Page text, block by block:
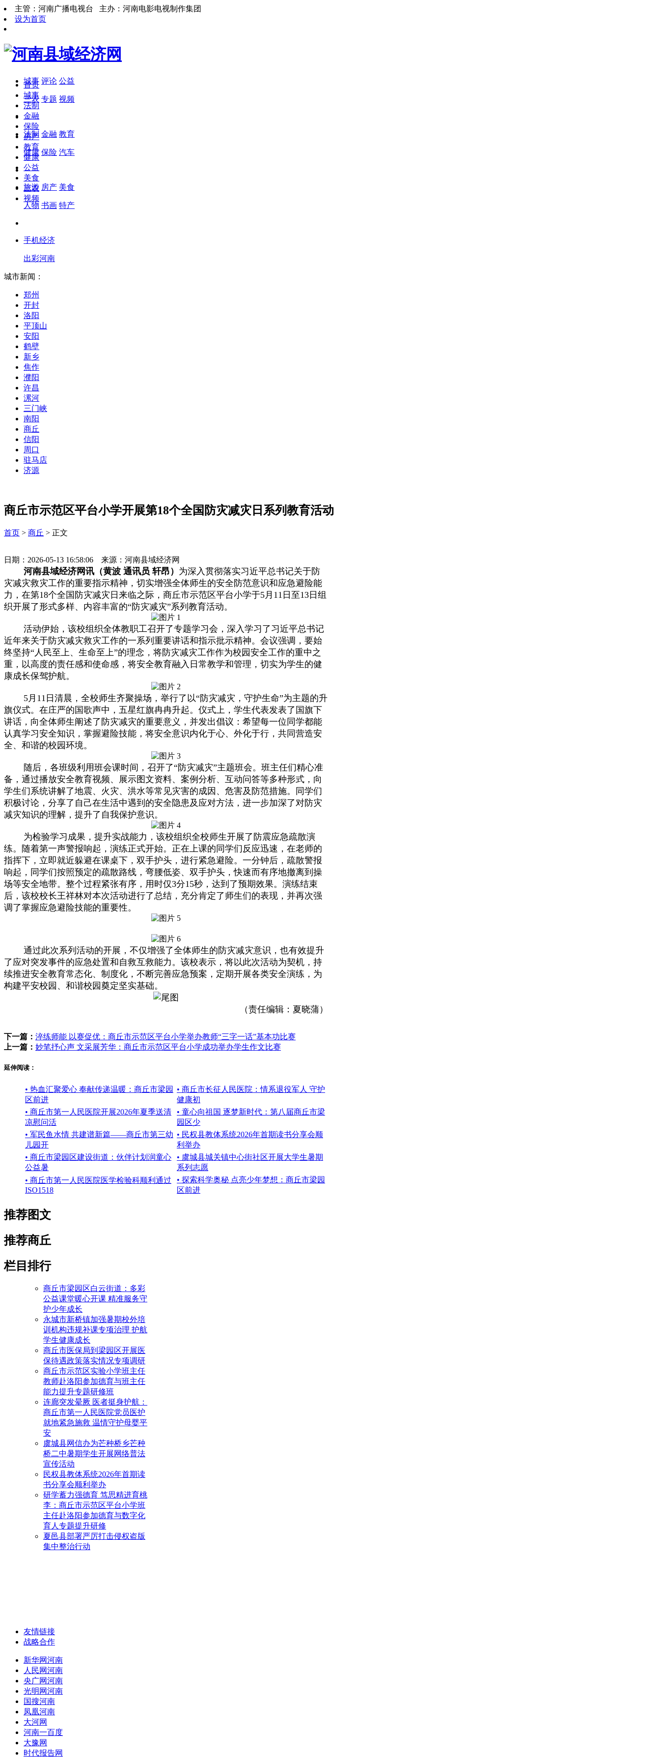
主管：河南广播电视台 主办：河南电影电视制作集团
设为首页
城事 评论 公益
三农 专题 视频
法制 金融 教育
健康 保险 汽车
旅游 房产 美食
人物 书画 特产
手机经济
出彩河南
首页
城事
法制
金融
保险
房产
教育
健康
公益
美食
三农
视频
城市新闻：
郑州
开封
洛阳
平顶山
安阳
鹤壁
新乡
焦作
濮阳
许昌
漯河
三门峡
南阳
商丘
信阳
周口
驻马店
济源
商丘市示范区平台小学开展第18个全国防灾减灾日系列教育活动
首页 > 商丘 > 正文
日期：2026-05-13 16:58:06 来源：河南县域经济网
河南县域经济网讯（黄波 通讯员 轩昂） 为深入贯彻落实习近平总书记关于防
灾减灾救灾工作的重要指示精神，切实增强全体师生的安全防范意识和应急避险能
力，在第18个全国防灾减灾日来临之际，商丘市示范区平台小学于5月11日至13日组
织开展了形式多样、内容丰富的“防灾减灾”系列教育活动。
活动伊始，该校组织全体教职工召开了专题学习会，深入学习了习近平总书记
近年来关于防灾减灾救灾工作的一系列重要讲话和指示批示精神。会议强调，要始
终坚持“人民至上、生命至上”的理念，将防灾减灾工作作为校园安全工作的重中之
重，以高度的责任感和使命感，将安全教育融入日常教学和管理，切实为学生的健
康成长保驾护航。
5月11日清晨，全校师生齐聚操场，举行了以“防灾减灾，守护生命”为主题的升
旗仪式。在庄严的国歌声中，五星红旗冉冉升起。仪式上，学生代表发表了国旗下
讲话，向全体师生阐述了防灾减灾的重要意义，并发出倡议：希望每一位同学都能
认真学习安全知识，掌握避险技能，将安全意识内化于心、外化于行，共同营造安
全、和谐的校园环境。
随后，各班级利用班会课时间，召开了“防灾减灾”主题班会。班主任们精心准
备，通过播放安全教育视频、展示图文资料、案例分析、互动问答等多种形式，向
学生们系统讲解了地震、火灾、洪水等常见灾害的成因、危害及防范措施。同学们
积极讨论，分享了自己在生活中遇到的安全隐患及应对方法，进一步加深了对防灾
减灾知识的理解，提升了自我保护意识。
为检验学习成果，提升实战能力，该校组织全校师生开展了防震应急疏散演
练。随着第一声警报响起，演练正式开始。正在上课的同学们反应迅速，在老师的
指挥下，立即就近躲避在课桌下，双手护头，进行紧急避险。一分钟后，疏散警报
响起，同学们按照预定的疏散路线，弯腰低姿、双手护头，快速而有序地撤离到操
场等安全地带。整个过程紧张有序，用时仅3分15秒，达到了预期效果。演练结束
后，该校校长王祥林对本次活动进行了总结，充分肯定了师生们的表现，并再次强
调了掌握应急避险技能的重要性。
通过此次系列活动的开展，不仅增强了全体师生的防灾减灾意识，也有效提升
了应对突发事件的应急处置和自救互救能力。该校表示，将以此次活动为契机，持
续推进安全教育常态化、制度化，不断完善应急预案，定期开展各类安全演练，为
构建平安校园、和谐校园奠定坚实基础。
（责任编辑：夏晓蒲）
下一篇： 淬练师能 以赛促优：商丘市示范区平台小学举办教师“三字一话”基本功比赛
上一篇： 妙笔抒心声 文采展芳华：商丘市示范区平台小学成功举办学生作文比赛
延伸阅读：
• 热血汇聚爱心 奉献传递温暖：商丘市梁园
区前进
• 商丘市长征人民医院：情系退役军人 守护
健康初
• 商丘市第一人民医院开展2026年夏季送清
凉慰问活
• 童心向祖国 逐梦新时代：第八届商丘市梁
园区少
• 军民鱼水情 共建谱新篇——商丘市第三幼
儿园开
• 民权县教体系统2026年首期读书分享会顺
利举办
• 商丘市梁园区建设街道：伙伴计划润童心
公益暑
• 虞城县城关镇中心街社区开展大学生暑期
系列志愿
• 商丘市第一人民医院医学检验科顺利通过
ISO1518
• 探索科学奥秘 点亮少年梦想：商丘市梁园
区前进
推荐图文
推荐商丘
栏目排行
商丘市梁园区白云街道：多彩
公益课堂暖心开课 精准服务守
护少年成长
永城市新桥镇加强暑期校外培
训机构违规补课专项治理 护航
学生健康成长
商丘市医保局到梁园区开展医
保待遇政策落实情况专项调研
商丘市示范区实验小学班主任
教师赴洛阳参加德育与班主任
能力提升专题研修班
连廊突发晕厥 医者挺身护航：
商丘市第一人民医院党员医护
就地紧急施救 温情守护母婴平
安
虞城县网信办为芒种桥乡芒种
桥二中暑期学生开展网络普法
宣传活动
民权县教体系统2026年首期读
书分享会顺利举办
研学蓄力强德育 笃思精进育桃
李：商丘市示范区平台小学班
主任赴洛阳参加德育与数字化
育人专题提升研修
夏邑县部署严厉打击侵权盗版
集中整治行动
友情链接
战略合作
新华网河南
人民网河南
央广网河南
光明网河南
国搜河南
凤凰河南
大河网
河南一百度
大豫网
时代报告网